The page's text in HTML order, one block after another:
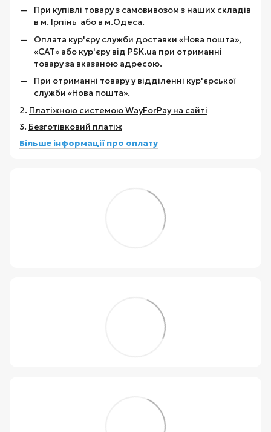
При купівлі товару з самовивозом з наших складів
в м. Ірпінь або в м.Одеса.
Оплата кур'єру служби доставки «Нова пошта»,
«САТ» або кур'єру від PSK.ua при отриманні
товару за вказаною адресою.
При отриманні товару у відділенні кур'єрської
служби «Нова пошта».
2. Платіжною системою WayForPay на сайті
3. Безготівковий платіж
Більше інформації про оплату